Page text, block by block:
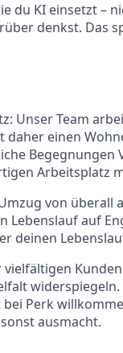
du KI einsetzt –
denkst. Das
Unser Team
einen
Arbeitsplatz
von überall
Lebenslauf auf
deinen
Perk
ausmacht.